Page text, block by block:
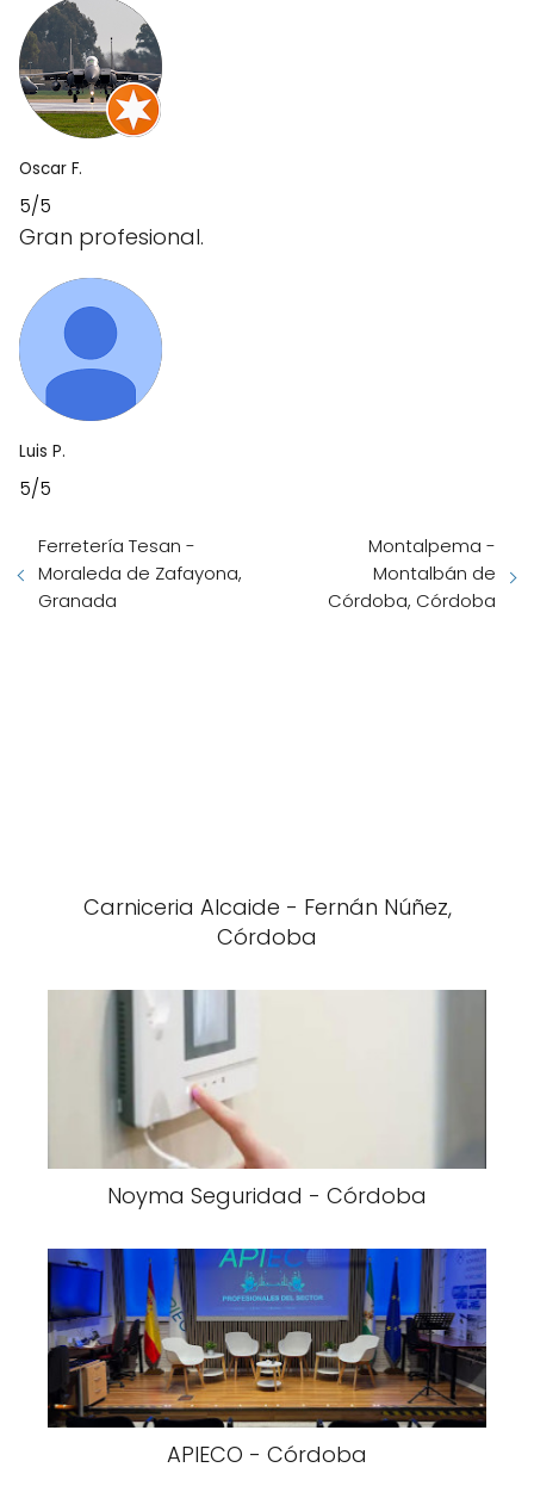
Oscar F.
5/5
Gran profesional.
Luis P.
5/5
Ferretería Tesan -
Moraleda de Zafayona,
Granada
Montalpema -
Montalbán de
Córdoba, Córdoba
Carniceria Alcaide - Fernán Núñez,
Córdoba
Noyma Seguridad - Córdoba
APIECO - Córdoba